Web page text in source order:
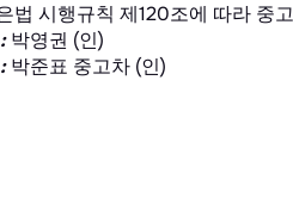
법 시행규칙 제120조에 따라
: 박영권 (인)
: 박준표 중고차 (인)